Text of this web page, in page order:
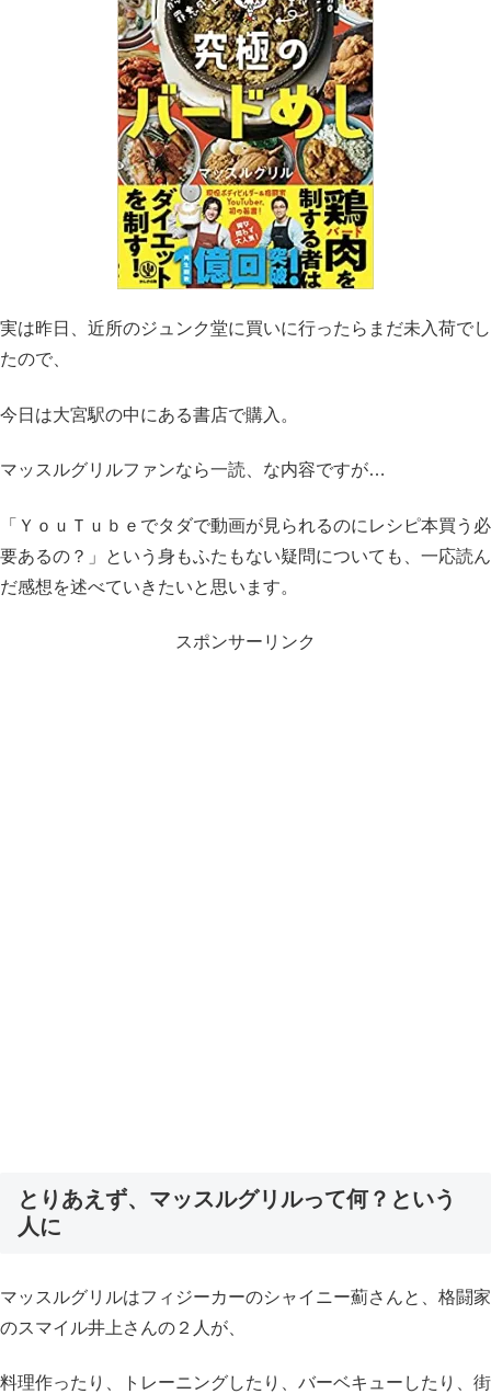
実は昨日、近所のジュンク堂に買いに行ったらまだ未入荷でし
たので、
今日は大宮駅の中にある書店で購入。
マッスルグリルファンなら一読、な内容ですが…
「ＹｏｕＴｕｂｅでタダで動画が見られるのにレシピ本買う必
要あるの？」という身もふたもない疑問についても、一応読ん
だ感想を述べていきたいと思います。
スポンサーリンク
とりあえず、マッスルグリルって何？という
人に
マッスルグリルはフィジーカーのシャイニー薊さんと、格闘家
のスマイル井上さんの２人が、
料理作ったり、トレーニングしたり、バーベキューしたり、街